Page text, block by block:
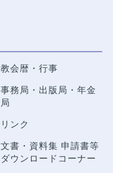
教会暦・行事
事務局・出版局・年金
局
リンク
文書・資料集 申請書等
ダウンロードコーナー